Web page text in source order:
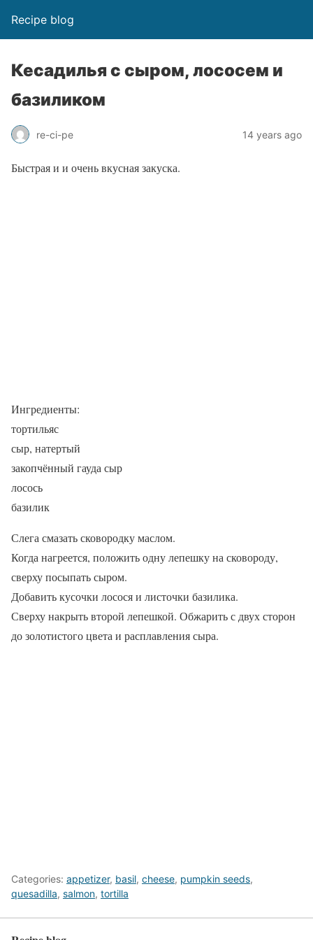
Recipe blog
Кесадилья с сыром, лососем и
базиликом
re-ci-pe 14 years ago
Быстрая и и очень вкусная закуска.
Ингредиенты:
тортильяс
сыр, натертый
закопчённый гауда сыр
лосось
базилик
Слега смазать сковородку маслом.
Когда нагреется, положить одну лепешку на сковороду,
сверху посыпать сыром.
Добавить кусочки лосося и листочки базилика.
Сверху накрыть второй лепешкой. Обжарить с двух сторон
до золотистого цвета и расплавления сыра.
Categories: appetizer, basil, cheese, pumpkin seeds,
quesadilla, salmon, tortilla